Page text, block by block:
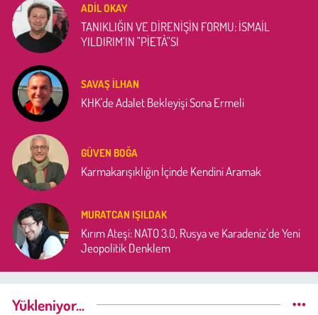
ADIL OKAY
TANIKLIĞIN VE DİRENİŞİN FORMU: İSMAİL
YILDIRIM’IN "PİETÀ"SI
SAVAŞ İLHAN
KHK'de Adalet Bekleyişi Sona Ermeli
GÜVEN BOĞA
Karmakarışıklığın İçinde Kendini Aramak
MURATCAN IŞILDAK
Kırım Ateşi: NATO 3.0, Rusya ve Karadeniz’de Yeni
Jeopolitik Denklem
Yükleniyor...